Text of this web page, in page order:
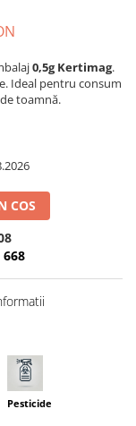
0,5g Kertimag.
Ideal pentru consum
toamnă.
COS
668
Pesticide